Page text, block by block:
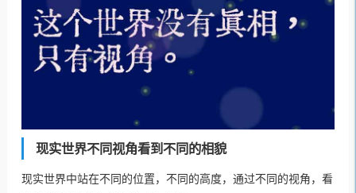
现实世界不同视角看到不同的相貌
现实世界中站在不同的位置，不同的高度，通过不同的视角，看